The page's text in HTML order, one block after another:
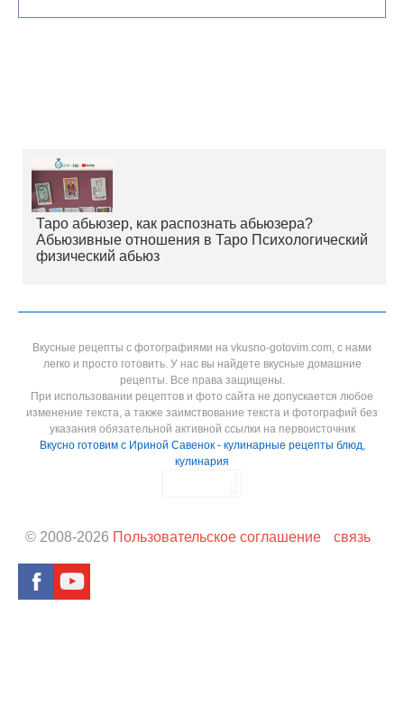
Таро абьюзер, как распознать абьюзера?
Абьюзивные отношения в Таро Психологический
физический абьюз
Вкусные рецепты с фотографиями на vkusno-gotovim.com, с нами
легко и просто готовить. У нас вы найдете вкусные домашние
рецепты. Все права защищены.
При использовании рецептов и фото сайта не допускается любое
изменение текста, а также заимствование текста и фотографий без
указания обязательной активной ссылки на первоисточник
Вкусно готовим с Ириной Савенок - кулинарные рецепты блюд,
кулинария
© 2008-2026 Пользовательское соглашение связь